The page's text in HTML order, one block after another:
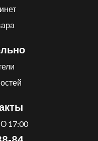
17:00